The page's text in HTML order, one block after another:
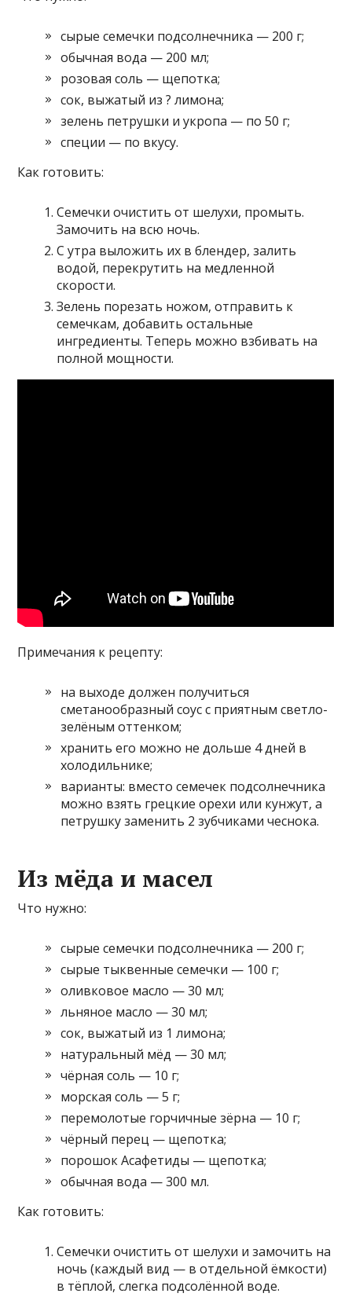
сырые семечки подсолнечника — 200 г;
обычная вода — 200 мл;
розовая соль — щепотка;
сок, выжатый из ? лимона;
зелень петрушки и укропа — по 50 г;
специи — по вкусу.
Как готовить:
Семечки очистить от шелухи, промыть.
Замочить на всю ночь.
С утра выложить их в блендер, залить
водой, перекрутить на медленной
скорости.
Зелень порезать ножом, отправить к
семечкам, добавить остальные
ингредиенты. Теперь можно взбивать на
полной мощности.
Примечания к рецепту:
на выходе должен получиться
сметанообразный соус с приятным светло-
зелёным оттенком;
хранить его можно не дольше 4 дней в
холодильнике;
варианты: вместо семечек подсолнечника
можно взять грецкие орехи или кунжут, а
петрушку заменить 2 зубчиками чеснока.
Из мёда и масел
Что нужно:
сырые семечки подсолнечника — 200 г;
сырые тыквенные семечки — 100 г;
оливковое масло — 30 мл;
льняное масло — 30 мл;
сок, выжатый из 1 лимона;
натуральный мёд — 30 мл;
чёрная соль — 10 г;
морская соль — 5 г;
перемолотые горчичные зёрна — 10 г;
чёрный перец — щепотка;
порошок Асафетиды — щепотка;
обычная вода — 300 мл.
Как готовить:
Семечки очистить от шелухи и замочить на
ночь (каждый вид — в отдельной ёмкости)
в тёплой, слегка подсолённой воде.